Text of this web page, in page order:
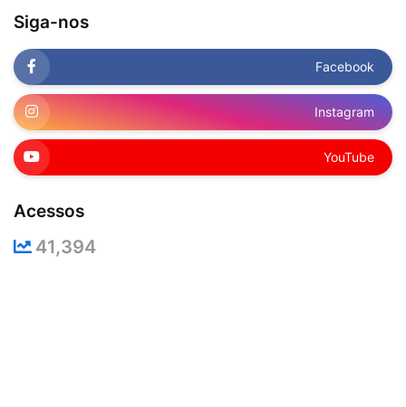
Siga-nos
Facebook
Instagram
YouTube
Acessos
41,394